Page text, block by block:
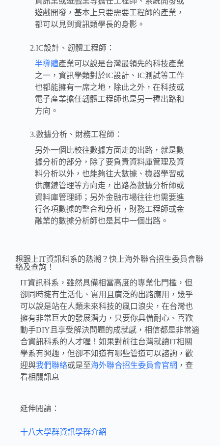
遊戲開發，基本上只要需要工程師的產業，
都可以見到資訊類學長的身影。
2.IC設計、韌體工程師：
半導體產業可以說是台灣最領先的科技產業
之一，資訊學類對於IC設計、IC測試等工作
也都能擁有一席之地，除此之外，在科技或
電子產業擔任韌體工程師也是另一種出路和
方向。
3.數據分析、財務工程師：
另外一個比較往數據方面走的出路，就是數
據分析的部分，除了要負責資料庫管理及資
料分析以外，也能夠往大數據、機器學習或
供應鏈管理等方向走，出路為數據分析師或
資料庫管理師；另外金融市場往往也需要進
行各項數據的整合和分析，財務工程師或金
融業的數據分析師也是其中一個出路。
想跟上IT資訊科系的熱潮？快上海外聯合招生委員會聯
絡及查詢！
IT資訊科系，雖然具備相當高度的專業化門檻，但
卻同時擁有生活化、實用且廣泛的出路應用，幾乎
可以說是站在人類未來科技的風口浪尖，在台灣也
擁有非常巨大的發展潛力，只要你具備耐心、喜歡
動手DIY且享受解決問題的成就感，相信都是非常適
合資訊科系的人才喔！如果對前往台灣就讀IT相關
學系有興趣，但卻不知道有哪些管道可以諮詢，歡
迎與我們聯絡或是至海外聯合招生委員會官網 ，查
看相關訊息
延伸閱讀：
十八大學群資訊學群介紹